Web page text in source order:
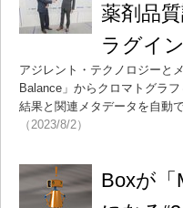
薬剤品
ラグイ
アジレント・テクノロジーと
Balance」からクロマトグラ
結果と関連メタデータを自動
（2023/8/2）
Boxが